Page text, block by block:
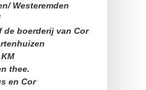
Westeremden
de boerderij van Cor
thee.
en Cor